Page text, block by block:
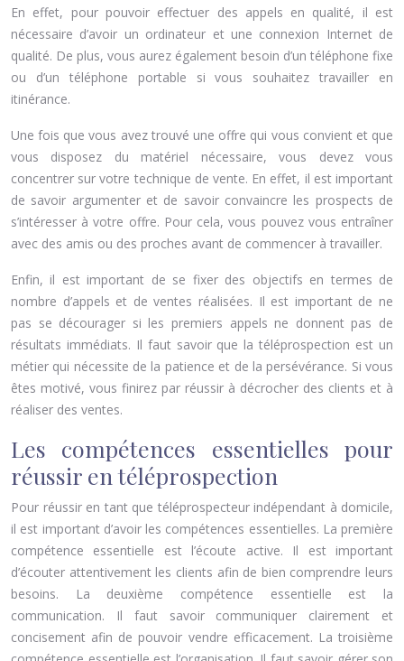
En effet, pour pouvoir effectuer des appels en qualité, il est
nécessaire d’avoir un ordinateur et une connexion Internet de
qualité. De plus, vous aurez également besoin d’un téléphone fixe
ou d’un téléphone portable si vous souhaitez travailler en
itinérance.
Une fois que vous avez trouvé une offre qui vous convient et que
vous disposez du matériel nécessaire, vous devez vous
concentrer sur votre technique de vente. En effet, il est important
de savoir argumenter et de savoir convaincre les prospects de
s’intéresser à votre offre. Pour cela, vous pouvez vous entraîner
avec des amis ou des proches avant de commencer à travailler.
Enfin, il est important de se fixer des objectifs en termes de
nombre d’appels et de ventes réalisées. Il est important de ne
pas se décourager si les premiers appels ne donnent pas de
résultats immédiats. Il faut savoir que la téléprospection est un
métier qui nécessite de la patience et de la persévérance. Si vous
êtes motivé, vous finirez par réussir à décrocher des clients et à
réaliser des ventes.
Les compétences essentielles pour
réussir en téléprospection
Pour réussir en tant que téléprospecteur indépendant à domicile,
il est important d’avoir les compétences essentielles. La première
compétence essentielle est l’écoute active. Il est important
d’écouter attentivement les clients afin de bien comprendre leurs
besoins. La deuxième compétence essentielle est la
communication. Il faut savoir communiquer clairement et
concisement afin de pouvoir vendre efficacement. La troisième